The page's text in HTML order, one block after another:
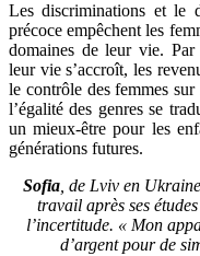
Les discriminations et le
précoce empêchent les
domaines de leur vie.
leur vie s’accroît, les
le contrôle des femmes
l’égalité des genres se
un mieux-être pour les
générations futures.
Sofia , de Lviv en
travail après ses
l’incertitude. « Mon
d’argent pour de